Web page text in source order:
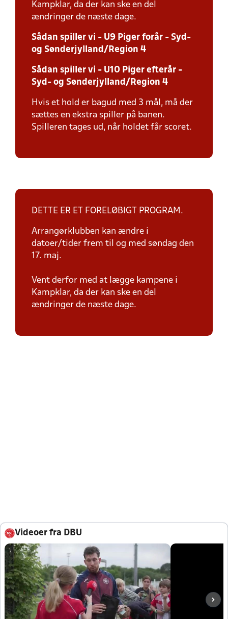
Kampklar, da der kan ske en del
ændringer de næste dage.
Sådan spiller vi - U9 Piger forår - Syd-
og Sønderjylland/Region 4
Sådan spiller vi - U10 Piger efterår -
Syd- og Sønderjylland/Region 4
Hvis et hold er bagud med 3 mål, må der
sættes en ekstra spiller på banen.
Spilleren tages ud, når holdet får scoret.
DETTE ER ET FORELØBIGT PROGRAM.
Arrangørklubben kan ændre i
datoer/tider frem til og med søndag den
17. maj.
Vent derfor med at lægge kampene i
Kampklar, da der kan ske en del
ændringer de næste dage.
Videoer fra DBU